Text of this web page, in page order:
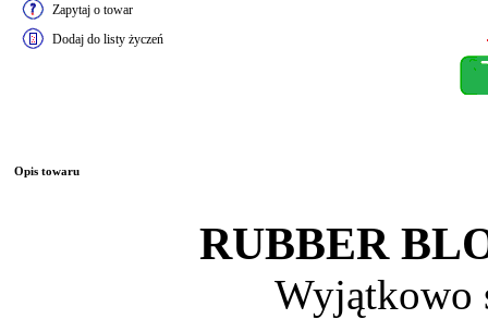
Zapytaj o towar
Dodaj do listy życzeń
Opis towaru
RUBBER
Wyjątkowo